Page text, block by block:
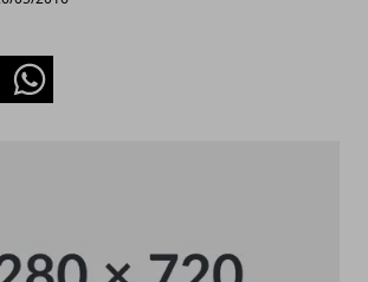
Whatsapp